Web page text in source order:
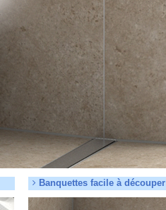
Banquettes facile à découper